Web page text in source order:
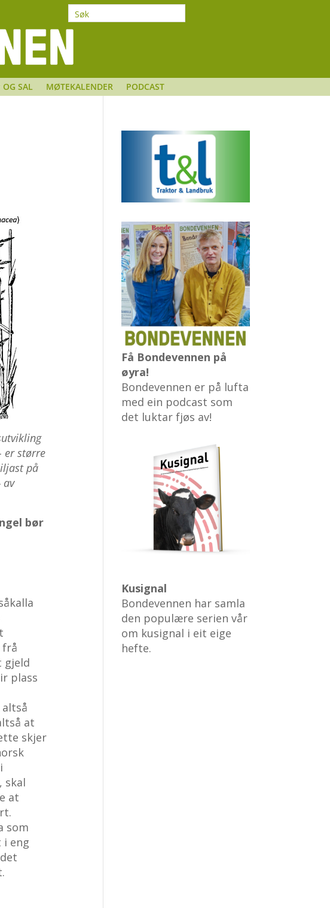
OG SAL MØTEKALENDER PODCAST
er større
på
av
bør
frå
gjeld
plass
at
skjer
skal
at
som
eng
Få Bondevennen på
øyra!
Bondevennen er på lufta
med ein podcast som
det luktar fjøs av!
Kusignal
Bondevennen har samla
den populære serien vår
om kusignal i eit eige
hefte.